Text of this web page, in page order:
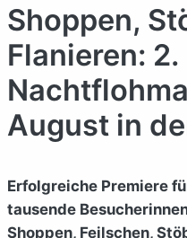
Shoppen,
Flanieren: 2.
August in
Erfolgreiche Premiere
tausende
Shoppen, Feilschen,